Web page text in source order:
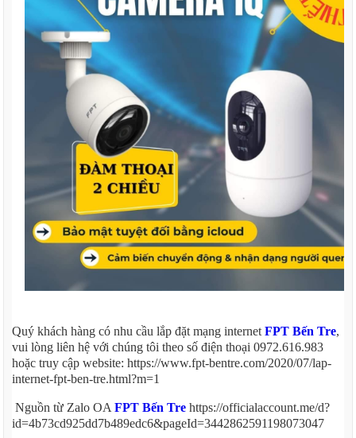
Quý khách hàng có nhu cầu lắp đặt mạng internetFPT Bến Tre,
vui lòng liên hệ với chúng tôi theo số điện thoại 0972.616.983
hoặc truy cập website: https://www.fpt-bentre.com/2020/07/lap-
internet-fpt-ben-tre.html?m=1
Nguồn từ Zalo OAFPT Bến Tre https://officialaccount.me/d?
id=4b73cd925dd7b489edc6&pageId=3442862591198073047